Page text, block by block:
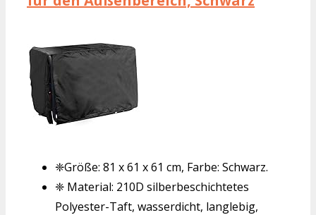
❈Größe: 81 x 61 x 61 cm, Farbe: Schwarz.
❈ Material: 210D silberbeschichtetes
Polyester-Taft, wasserdicht, langlebig,